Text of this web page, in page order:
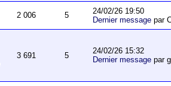
2 006 5
24/02/26 19:50
Dernier messagepar
3 691 5
24/02/26 15:32
Dernier messagepar